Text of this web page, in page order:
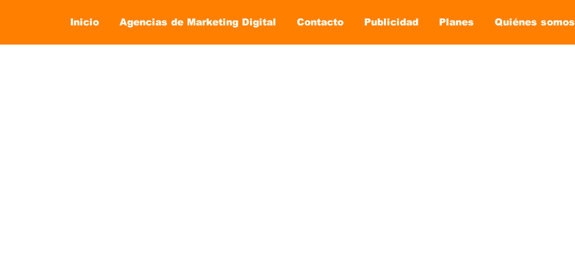
Inicio Agencias de Marketing Digital Contacto Publicidad Planes Quiénes somos